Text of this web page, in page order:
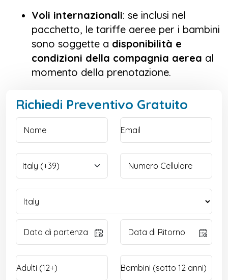
Voli internazionali: se inclusi nel
pacchetto, le tariffe aeree per i bambini
sono soggette a disponibilità e
condizioni della compagnia aerea al
momento della prenotazione.
Richiedi Preventivo Gratuito